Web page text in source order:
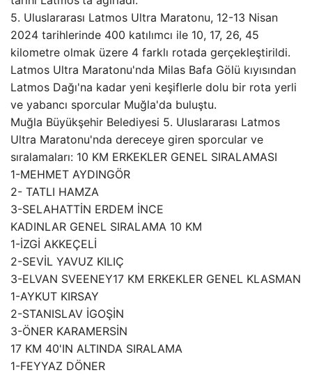
5. Uluslararası Latmos Ultra Maratonu, 12-13 Nisan
2024 tarihlerinde 400 katılımcı ile 10, 17, 26, 45
kilometre olmak üzere 4 farklı rotada gerçekleştirildi.
Latmos Ultra Maratonu'nda Milas Bafa Gölü kıyısından
Latmos Dağı'na kadar yeni keşiflerle dolu bir rota yerli
ve yabancı sporcular Muğla'da buluştu.
Muğla Büyükşehir Belediyesi 5. Uluslararası Latmos
Ultra Maratonu'nda dereceye giren sporcular ve
sıralamaları: 10 KM ERKEKLER GENEL SIRALAMASI
1-MEHMET AYDINGÖR
2- TATLI HAMZA
3-SELAHATTİN ERDEM İNCE
KADINLAR GENEL SIRALAMA 10 KM
1-İZGİ AKKEÇELİ
2-SEVİL YAVUZ KILIÇ
3-ELVAN SVEENEY17 KM ERKEKLER GENEL KLASMAN
1-AYKUT KIRSAY
2-STANISLAV İGOŞİN
3-ÖNER KARAMERSİN
17 KM 40'IN ALTINDA SIRALAMA
1-FEYYAZ DÖNER